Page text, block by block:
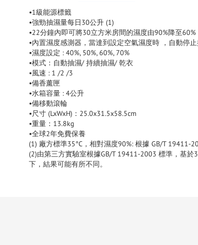
•1級能源標籤
•強勁抽濕量每日30公升 (1)
•22分鐘內即可將30立方米房間的濕度由90%降至60%
•內置濕度感測器，當達到設定空氣濕度時 ，自動停
•濕度設定 : 40%, 50%, 60%, 70%
•模式：自動抽濕/ 持續抽濕/ 乾衣
•風速 : 1 /2 /3
•備香薰匣
•水箱容量 : 4公升
•備移動滾輪
•尺寸 (LxWxH)：25.0x31.5x58.5cm
•重量：13.8kg
•全球2年免費保養
(1) 廠方標準35°C，相對濕度90%: 根據 GB/T 19411-
(2)由第三方實驗室根據GB/T 19411-2003 標準，基
下，結果可能有所不同。